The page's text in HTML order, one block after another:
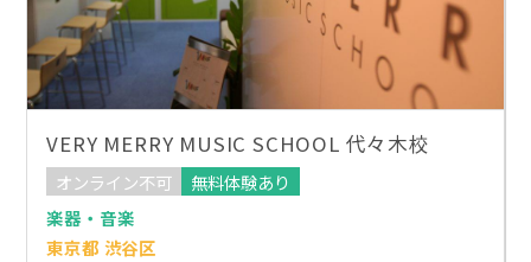
VERY MERRY MUSIC SCHOOL 代々木校
オンライン不可
無料体験あり
楽器・音楽
東京都 渋谷区